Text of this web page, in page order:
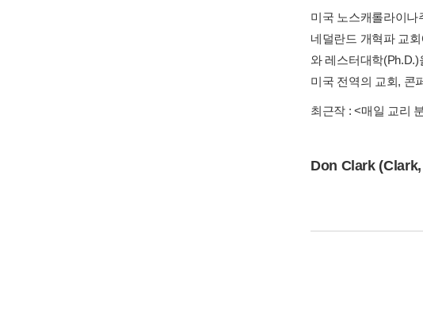
미국 노스캐롤라이나
와 레스터대학
미국 전역의 교회,